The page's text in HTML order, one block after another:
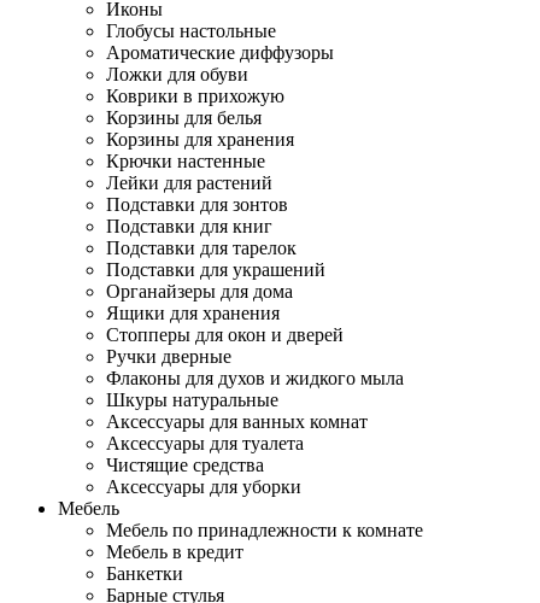
Иконы
Глобусы настольные
Ароматические диффузоры
Ложки для обуви
Коврики в прихожую
Корзины для белья
Корзины для хранения
Крючки настенные
Лейки для растений
Подставки для зонтов
Подставки для книг
Подставки для тарелок
Подставки для украшений
Органайзеры для дома
Ящики для хранения
Стопперы для окон и дверей
Ручки дверные
Флаконы для духов и жидкого мыла
Шкуры натуральные
Аксессуары для ванных комнат
Аксессуары для туалета
Чистящие средства
Аксессуары для уборки
Мебель
Мебель по принадлежности к комнате
Мебель в кредит
Банкетки
Барные стулья